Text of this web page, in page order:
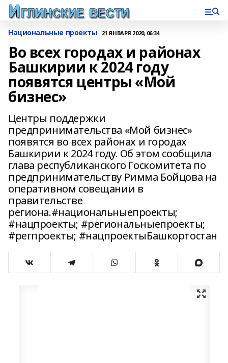
Национальные проекты 21 ЯНВАРЯ 2020, 06:34
Во всех городах и районах
Башкирии к 2024 году
появятся центры «Мой
бизнес»
Центры поддержки
предпринимательства «Мой бизнес»
появятся во всех районах и городах
Башкирии к 2024 году. Об этом сообщила
глава республиканского Госкомитета по
предпринимательству Римма Бойцова на
оперативном совещании в
правительстве
региона.#национальныепроекты;
#нацпроекты; #региональныепроекты;
#регпроекты; #нацпроектыБашкортостан